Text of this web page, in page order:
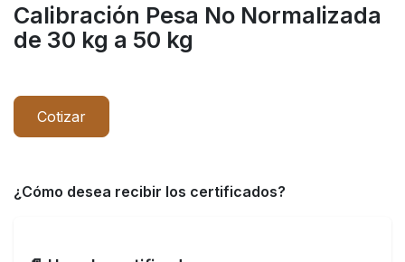
Calibración Pesa No Normalizada
de 30 kg a 50 kg
Cotizar
¿Cómo desea recibir los certificados?